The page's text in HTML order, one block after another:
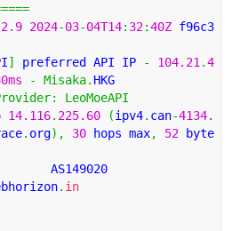
2.9 2024-03-04T14: 32:40Z f96c3
] preferred API IP - 104.21 .4
- Misaka. HKG
:
LeoMoeAPI
14.116. 225.60 (ipv4. can-4134.
. org), 30 hops max, 52 byte
. in